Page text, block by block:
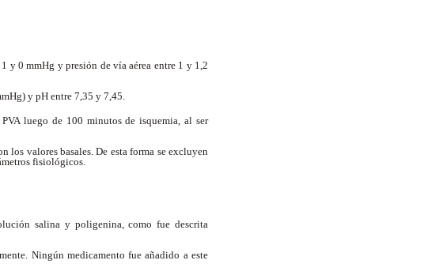
y 0 mmHg y presión de vía aérea entre 1 y 1,2
y pH entre 7,35 y 7,45.
luego de 100 minutos de isquemia, al ser
valores basales. De esta forma se excluyen
fisiológicos.
salina y poligenina, como fue descrita
Ningún medicamento fue añadido a este